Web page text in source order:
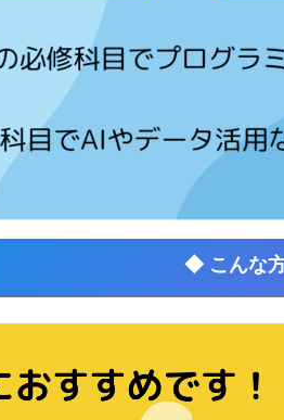
◆ こんな